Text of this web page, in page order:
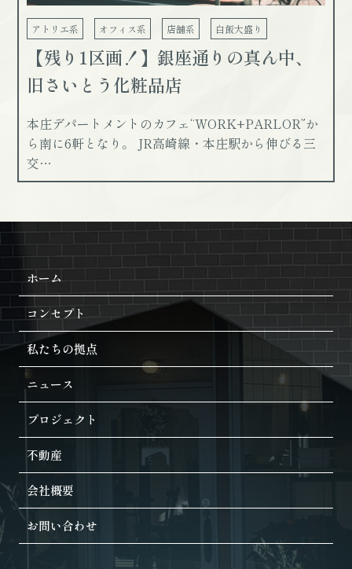
アトリエ系 オフィス系 店舗系 白飯大盛り
【残り1区画！】銀座通りの真ん中、
旧さいとう化粧品店
本庄デパートメントのカフェ“WORK+PARLOR”か
ら南に6軒となり。 JR高崎線・本庄駅から伸びる三
交…
ホーム
コンセプト
私たちの拠点
ニュース
プロジェクト
不動産
会社概要
お問い合わせ